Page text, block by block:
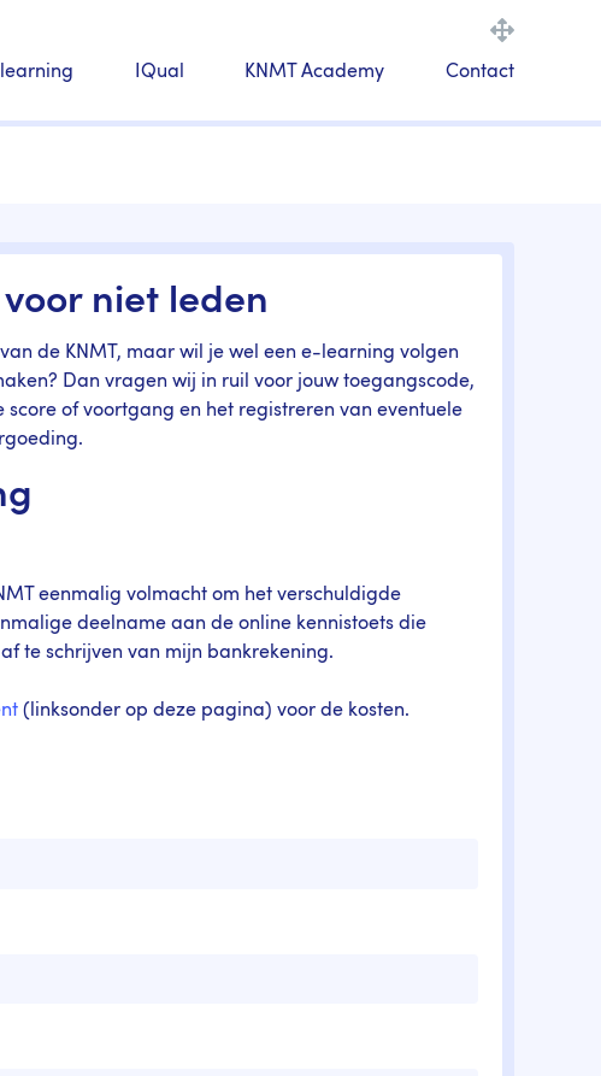
IQual KNMT Academy Contact
niet leden
de KNMT, maar wil je wel een e-learning volgen
Dan vragen wij in ruil voor jouw toegangscode,
score of voortgang en het registreren van eventuele
eenmalig volmacht om het verschuldigde
deelname aan de online kennistoets die
te schrijven van mijn bankrekening.
(linksonder op deze pagina) voor de kosten.